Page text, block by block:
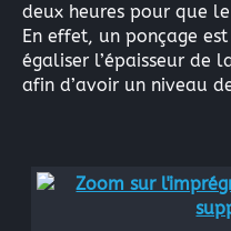
deux heures pour que
En effet, un ponçage
égaliser l’épaisseur de
afin d’avoir un niveau